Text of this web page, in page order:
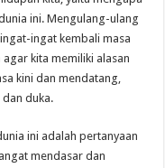
ini. Mengulang-ulang
ingat kembali masa
kita memiliki alasan
kini dan mendatang,
duka.
ini adalah pertanyaan
mendasar dan